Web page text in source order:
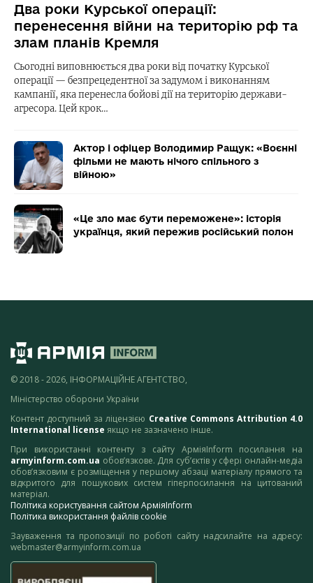
Два роки Курської операції:
перенесення війни на територію рф та
злам планів Кремля
Сьогодні виповнюється два роки від початку Курської
операції — безпрецедентної за задумом і виконанням
кампанії, яка перенесла бойові дії на територію держави-
агресора. Цей крок…
Актор і офіцер Володимир Ращук: «Воєнні
фільми не мають нічого спільного з
війною»
«Це зло має бути переможене»: історія
українця, який пережив російський полон
© 2018 - 2026, ІНФОРМАЦІЙНЕ АГЕНТСТВО,
Міністерство оборони України
Контент доступний за ліцензією Creative Commons Attribution 4.0
International license якщо не зазначено інше.
При використанні контенту з сайту АрміяInform посилання на
armyinform.com.ua обов’язкове. Для суб’єктів у сфері онлайн-медіа
обов’язковим є розміщення у першому абзаці матеріалу прямого та
відкритого для пошукових систем гіперпосилання на цитований
матеріал.
Політика користування сайтом АрміяInform
Політика використання файлів cookie
Зауваження та пропозиції по роботі сайту надсилайте на адресу:
webmaster@armyinform.com.ua